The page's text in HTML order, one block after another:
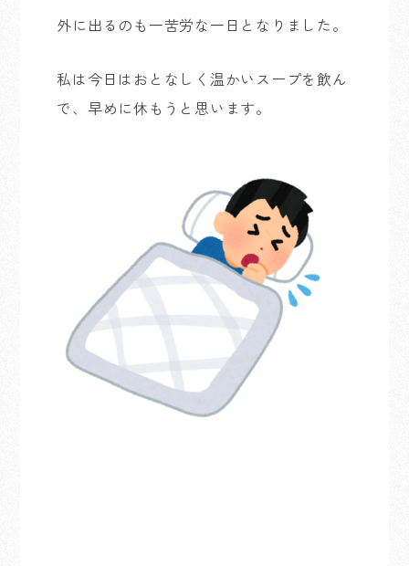
外に出るのも一苦労な一日となりました。
私は今日はおとなしく温かいスープを飲ん
で、早めに休もうと思います。